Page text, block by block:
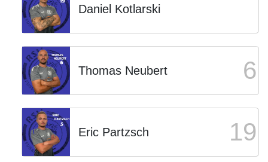
Daniel Kotlarski
Thomas Neubert 6
Eric Partzsch 19